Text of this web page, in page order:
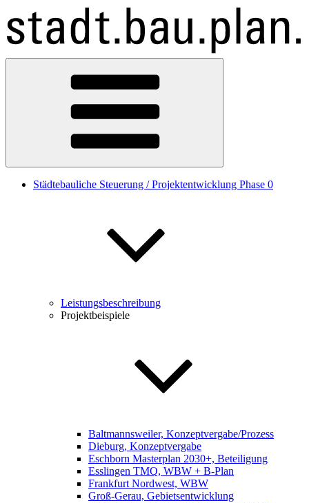
Zum
Städtebauliche Steuerung / Projektentwicklung Phase 0
Leistungsbeschreibung
Projektbeispiele
Baltmannsweiler, Konzeptvergabe/Prozess
Dieburg, Konzeptvergabe
Eschborn Masterplan 2030+, Beteiligung
Esslingen TMQ, WBW + B-Plan
Frankfurt Nordwest, WBW
Groß-Gerau, Gebietsentwicklung